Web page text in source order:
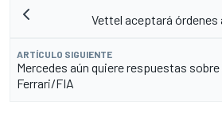
Vettel aceptará órdenes
ARTÍCULO SIGUIENTE
Mercedes aún quiere respuestas
Ferrari/FIA